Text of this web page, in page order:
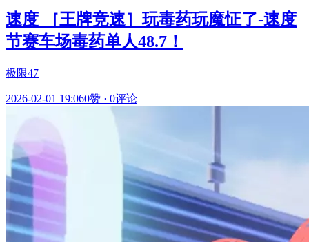
速度 ［王牌竞速］玩毒药玩魔怔了-速度
节赛车场毒药单人48.7！
极限47
2026-02-01 19:060赞 · 0评论